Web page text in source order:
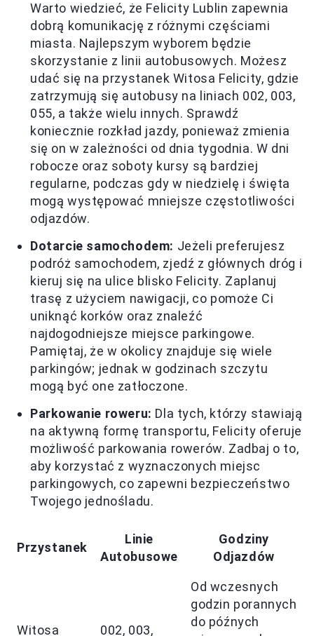
Warto wiedzieć, że Felicity Lublin zapewnia
dobrą komunikację z różnymi częściami
miasta. Najlepszym wyborem będzie
skorzystanie z linii autobusowych. Możesz
udać się na przystanek Witosa Felicity, gdzie
zatrzymują się autobusy na liniach 002, 003,
055, a także wielu innych. Sprawdź
koniecznie rozkład jazdy, ponieważ zmienia
się on w zależności od dnia tygodnia. W dni
robocze oraz soboty kursy są bardziej
regularne, podczas gdy w niedzielę i święta
mogą występować mniejsze częstotliwości
odjazdów.
Dotarcie samochodem: Jeżeli preferujesz
podróż samochodem, zjedź z głównych dróg i
kieruj się na ulice blisko Felicity. Zaplanuj
trasę z użyciem nawigacji, co pomoże Ci
uniknąć korków oraz znaleźć
najdogodniejsze miejsce parkingowe.
Pamiętaj, że w okolicy znajduje się wiele
parkingów; jednak w godzinach szczytu
mogą być one zatłoczone.
Parkowanie roweru: Dla tych, którzy stawiają
na aktywną formę transportu, Felicity oferuje
możliwość parkowania rowerów. Zadbaj o to,
aby korzystać z wyznaczonych miejsc
parkingowych, co zapewni bezpieczeństwo
Twojego jednośladu.
Przystanek
Linie
Autobusowe
Godziny
Odjazdów
Witosa 002, 003,
Od wczesnych
godzin porannych
do późnych